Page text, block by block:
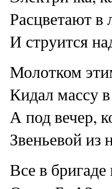
Расцветают в
И струится
Молотком
Кидал массу
А под вечер,
Звеньевой из
Все в